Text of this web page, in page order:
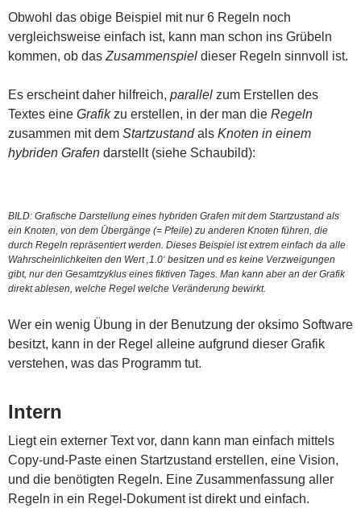
Obwohl das obige Beispiel mit nur 6 Regeln noch
vergleichsweise einfach ist, kann man schon ins Grübeln
kommen, ob das Zusammenspiel dieser Regeln sinnvoll ist.
Es erscheint daher hilfreich, parallel zum Erstellen des
Textes eine Grafikzu erstellen, in der man die Regeln
zusammen mit dem Startzustandals Knoten in einem
hybriden Grafen darstellt (siehe Schaubild):
BILD: Grafische Darstellung eines hybriden Grafen mit dem Startzustand als
ein Knoten, von dem Übergänge (= Pfeile) zu anderen Knoten führen, die
durch Regeln repräsentiert werden. Dieses Beispiel ist extrem einfach da alle
Wahrscheinlichkeiten den Wert ‚1.0‘ besitzen und es keine Verzweigungen
gibt, nur den Gesamtzyklus eines fiktiven Tages. Man kann aber an der Grafik
direkt ablesen, welche Regel welche Veränderung bewirkt.
Wer ein wenig Übung in der Benutzung der oksimo Software
besitzt, kann in der Regel alleine aufgrund dieser Grafik
verstehen, was das Programm tut.
Intern
Liegt ein externer Text vor, dann kann man einfach mittels
Copy-und-Paste einen Startzustand erstellen, eine Vision,
und die benötigten Regeln. Eine Zusammenfassung aller
Regeln in ein Regel-Dokument ist direkt und einfach.